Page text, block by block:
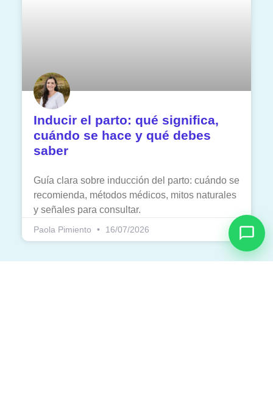
Inducir el parto: qué significa,
cuándo se hace y qué debes
saber
Guía clara sobre inducción del parto: cuándo se
recomienda, métodos médicos, mitos naturales
y señales para consultar.
Paola Pimiento 16/07/2026